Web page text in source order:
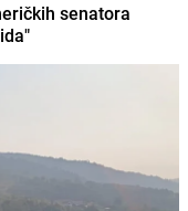
senatora